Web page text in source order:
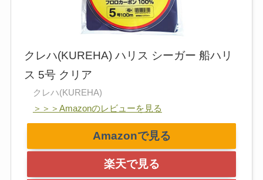
クレハ(KUREHA) ハリス シーガー 船ハリ
ス 5号 クリア
クレハ(KUREHA)
＞＞＞Amazonのレビューを見る
Amazonで見る
楽天で見る